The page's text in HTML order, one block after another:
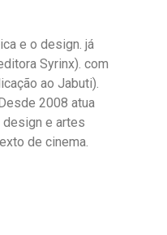
e o design. já
Syrinx). com
ao Jabuti).
2008 atua
design e artes
de cinema.